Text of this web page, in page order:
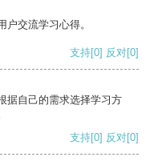
交流学习心得。
支持[0] 反对[0]
据自己的需求选择学习方
支持[0] 反对[0]